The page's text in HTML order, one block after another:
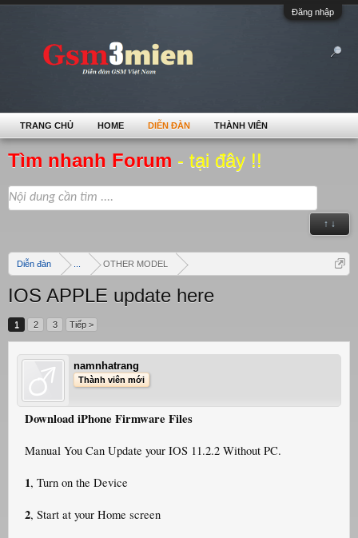
Đăng nhập
Tìm nhanh Forum - tại đây !!
↑ ↓
Diễn đàn OTHER MODEL
IOS APPLE update here
1 2 3 Tiếp >
namnhatrang
Thành viên mới
Download iPhone Firmware Files
Manual You Can Update your IOS 11.2.2 Without PC.
1, Turn on the Device
2, Start at your Home screen
TRANG CHỦ HOME DIỄN ĐÀN THÀNH VIÊN